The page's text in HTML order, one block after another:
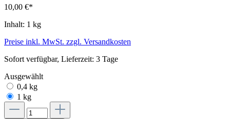
10,00 €*
Inhalt: 1 kg
Preise inkl. MwSt. zzgl. Versandkosten
Sofort verfügbar, Lieferzeit: 3 Tage
Ausgewählt
0,4 kg
1 kg